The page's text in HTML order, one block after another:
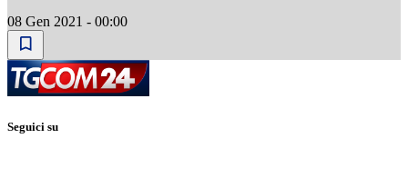
08 Gen 2021 - 00:00
Seguici su